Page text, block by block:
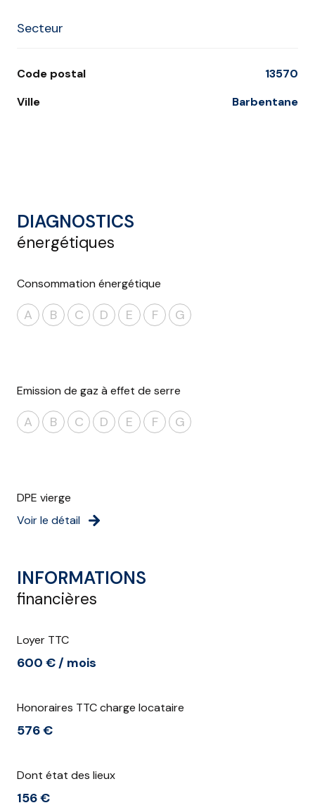
Secteur
Code postal
13570
Ville
Barbentane
DIAGNOSTICS
énergétiques
Consommation énergétique
A B C D E F G
Emission de gaz à effet de serre
A B C D E F G
DPE vierge
Voir le détail
INFORMATIONS
financières
Loyer TTC
600 € / mois
Honoraires TTC charge locataire
576 €
Dont état des lieux
156 €